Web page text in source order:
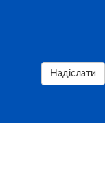
Надіслати